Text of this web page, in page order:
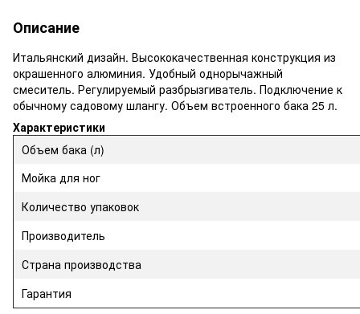
Описание
Итальянский дизайн. Высококачественная конструкция из
окрашенного алюминия. Удобный однорычажный
смеситель. Регулируемый разбрызгиватель. Подключение к
обычному садовому шлангу. Объем встроенного бака 25 л.
Характеристики
Объем бака (л)
Мойка для ног
Количество упаковок
Производитель
Страна производства
Гарантия